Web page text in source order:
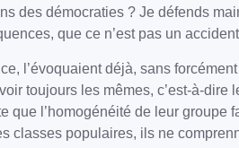
des démocraties ? Je défends
que ce n’est pas un
l’évoquaient déjà, sans
toujours les mêmes, c’est-à-
l’homogénéité de leur groupe
classes populaires, ils ne